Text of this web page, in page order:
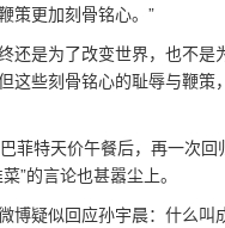
策更加刻骨铭心。”
还是为了改变世界，也不是
这些刻骨铭心的耻辱与鞭策
菲特天价午餐后，再一次回
”的言论也甚嚣尘上。
博疑似回应孙宇晨：什么叫